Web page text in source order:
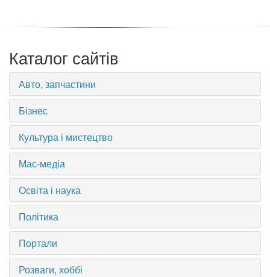
Каталог сайтів
Авто, запчастини
Бізнес
Культура і мистецтво
Мас-медіа
Освіта і наука
Політика
Портали
Розваги, хоббі